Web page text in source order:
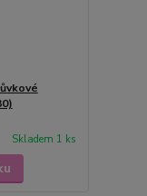
Skladem 1 ks